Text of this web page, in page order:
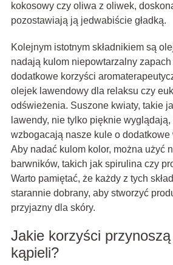
kokosowy czy oliwa z oliwek,
pozostawiają ją jedwabiście gładką.
Kolejnym istotnym składnikiem są
nadają kulom niepowtarzalny
dodatkowe korzyści
olejek lawendowy dla relaksu czy
odświeżenia. Suszone kwiaty, takie
lawendy, nie tylko pięknie
wzbogacają nasze kule o dodatkowe
Aby nadać kulom kolor, można użyć
barwników, takich jak spirulina czy
Warto pamiętać, że każdy z tych
starannie dobrany, aby stworzyć
przyjazny dla skóry.
Jakie korzyści
kąpieli?